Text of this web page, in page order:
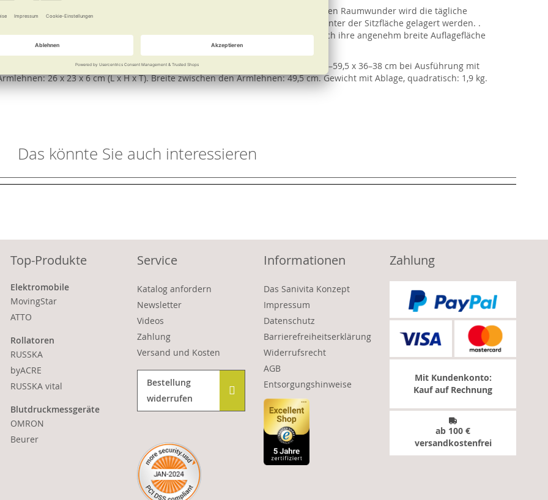
Design mit höchster Qualität und Flexibilität. Auf diesem eleganten und leichten Raumwunder wird die tägliche
Ausführung mit Ablage, quadratisch können die Duschutensilien praktisch unter der Sitzfläche gelagert werden. .
und Aufstehen bietet die Variante mit Armlehnen. Diese zeichnen sich durch ihre angenehm breite Auflagefläche
bei Ausführung mit Armlehnen. Stellfläche: 36–38,6 x 36–38,6 cm (L x B) bzw. 57–59,5 x 36–38 cm bei Ausführung mit
26 x 23 x 6 cm (L x H x T). Breite zwischen den Armlehnen: 49,5 cm. Gewicht mit Ablage, quadratisch: 1,9 kg.
Das könnte Sie auch interessieren
Top-Produkte
Elektromobile
MovingStar
ATTO
Rollatoren
RUSSKA
byACRE
RUSSKA vital
Blutdruckmessgeräte
OMRON
Beurer
Service
Katalog anfordern
Newsletter
Videos
Zahlung
Versand und Kosten
Bestellung
widerrufen
Informationen
Das Sanivita Konzept
Impressum
Datenschutz
Barrierefreiheitserklärung
Widerrufsrecht
AGB
Entsorgungshinweise
Zahlung
Mit Kundenkonto:
Kauf auf Rechnung
ab 100 €
versandkostenfrei